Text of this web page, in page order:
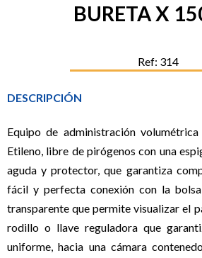
BURETA X
Ref: 314
DESCRIPCIÓN
Equipo de administración
Etileno, libre de pirógenos con una
aguda y protector, que garantiza
fácil y perfecta conexión con la
transparente que permite visualizar el
rodillo o llave reguladora que
uniforme, hacia una cámara